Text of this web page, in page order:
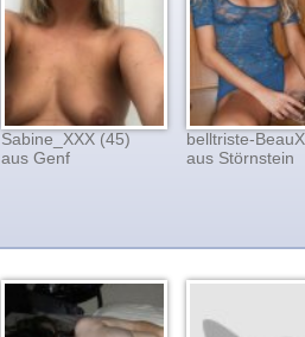
Sabine_XXX (45)
aus Genf
belltriste-
aus Störnstein